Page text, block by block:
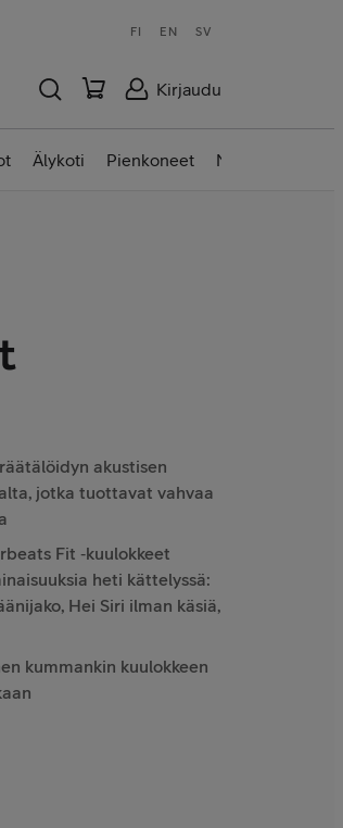
FI EN SV
Kirjaudu
Älykoti Pienkoneet Nettilaitteet
akustisen
jotka tuottavat vahvaa
Fit ‑kuulokkeet
heti kättelyssä:
Hei Siri ilman käsiä,
kummankin kuulokkeen